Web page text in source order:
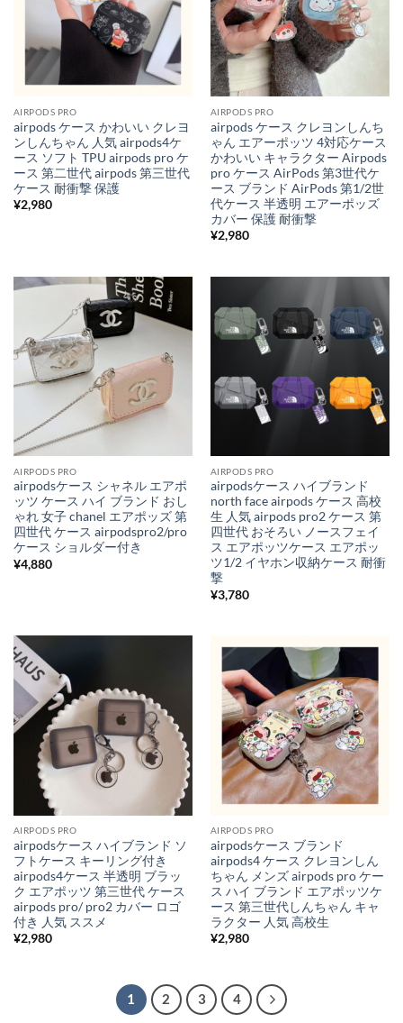
AIRPODS PRO
airpods ケース かわいい クレヨ
ンしんちゃん 人気 airpods4ケ
ース ソフト TPU airpods pro ケ
ース 第二世代 airpods 第三世代
ケース 耐衝撃 保護
¥2,980
AIRPODS PRO
airpods ケース クレヨンしんち
ゃん エアーポッツ 4対応ケース
かわいい キャラクター Airpods
pro ケース AirPods 第3世代ケ
ース ブランド AirPods 第1/2世
代ケース 半透明 エアーポッズ
カバー 保護 耐衝撃
¥2,980
AIRPODS PRO
airpodsケース シャネル エアポ
ッツ ケース ハイ ブランド おし
ゃれ 女子 chanel エアポッズ 第
四世代 ケース airpodspro2/pro
ケース ショルダー付き
¥4,880
AIRPODS PRO
airpodsケース ハイブランド
north face airpods ケース 高校
生 人気 airpods pro2 ケース 第
四世代 おそろい ノースフェイ
ス エアポッツケース エアポッ
ツ1/2 イヤホン収納ケース 耐衝
撃
¥3,780
AIRPODS PRO
airpodsケース ハイブランド ソ
フトケース キーリング付き
airpods4ケース 半透明 ブラッ
ク エアポッツ 第三世代 ケース
airpods pro/ pro2 カバー ロゴ
付き 人気 ススメ
¥2,980
AIRPODS PRO
airpodsケース ブランド
airpods4 ケース クレヨンしん
ちゃん メンズ airpods pro ケー
ス ハイ ブランド エアポッツケ
ース 第三世代しんちゃん キャ
ラクター 人気 高校生
¥2,980
1 2 3 4